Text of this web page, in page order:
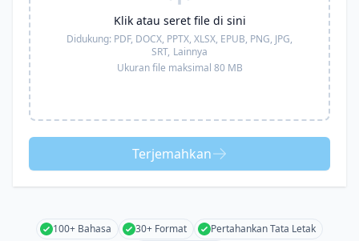
Klik atau seret file di sini
Didukung: PDF, DOCX, PPTX, XLSX, EPUB, PNG, JPG,
SRT, Lainnya
Ukuran file maksimal 80 MB
Terjemahkan
100+ Bahasa 30+ Format
Pertahankan Tata Letak